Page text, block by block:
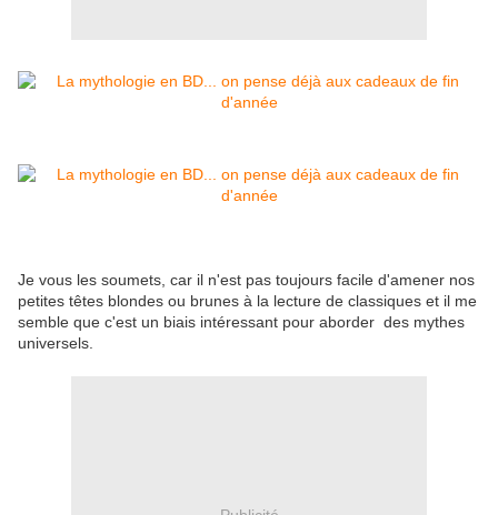
Je vous les soumets, car il n'est pas toujours facile d'amener nos
petites têtes blondes ou brunes à la lecture de classiques et il me
semble que c'est un biais intéressant pour aborder des mythes
universels.